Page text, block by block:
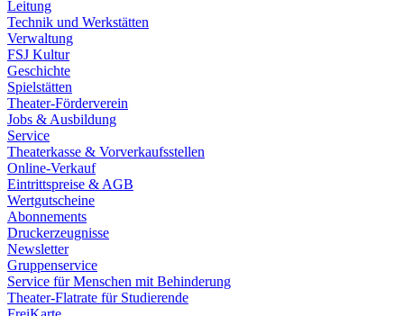
Leitung
Technik und Werkstätten
Verwaltung
FSJ Kultur
Geschichte
Spielstätten
Theater-Förderverein
Jobs & Ausbildung
Service
Theaterkasse & Vorverkaufsstellen
Online-Verkauf
Eintrittspreise & AGB
Wertgutscheine
Abonnements
Druckerzeugnisse
Newsletter
Gruppenservice
Service für Menschen mit Behinderung
Theater-Flatrate für Studierende